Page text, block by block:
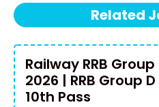
Related
Railway RRB
2026 | RRB Group
10th Pass